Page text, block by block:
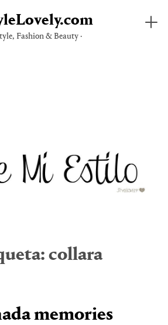
Fashion & Beauty ·
collara
memories